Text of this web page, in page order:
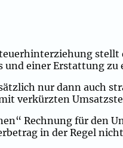
und einer Erstattung
nur dann auch
verkürzten
Rechnung für den
in der Regel